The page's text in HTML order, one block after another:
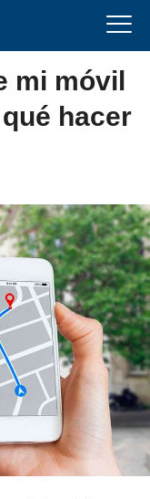
mi móvil
hacer